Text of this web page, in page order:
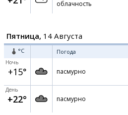
облачность
Пятница, 14 Августа
°C Погода
Ночь
+15° пасмурно
День
+22° пасмурно